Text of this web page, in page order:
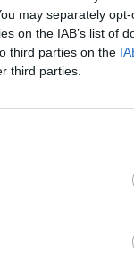
may separately
on the IAB’s list of
third parties on the
third parties.
Murazzano (11)
Murello (11)
Narzole (78)
Neive (103)